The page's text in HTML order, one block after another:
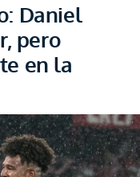
Daniel
pero
en la